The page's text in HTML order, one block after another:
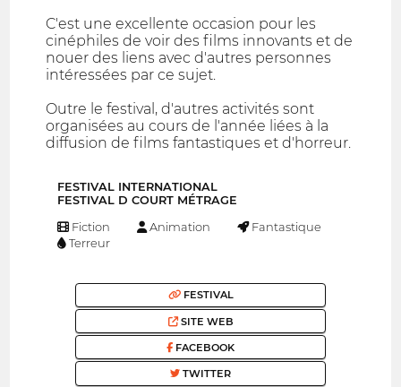
C'est une excellente occasion pour les
cinéphiles de voir des films innovants et de
nouer des liens avec d'autres personnes
intéressées par ce sujet.
Outre le festival, d'autres activités sont
organisées au cours de l'année liées à la
diffusion de films fantastiques et d'horreur.
FESTIVAL INTERNATIONAL
FESTIVAL D COURT MÉTRAGE
Fiction Animation
Fantastique
Terreur
FESTIVAL
SITE WEB
FACEBOOK
TWITTER